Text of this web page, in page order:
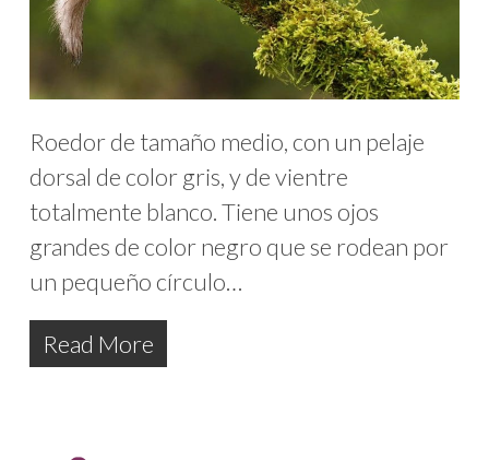
Roedor de tamaño medio, con un pelaje
dorsal de color gris, y de vientre
totalmente blanco. Tiene unos ojos
grandes de color negro que se rodean por
un pequeño círculo…
Read More